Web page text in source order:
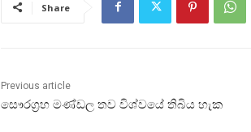
Share
Previous article
සෞරග්‍රහ මණ්‌ඩල තව විශ්වයේ තිබිය හැක